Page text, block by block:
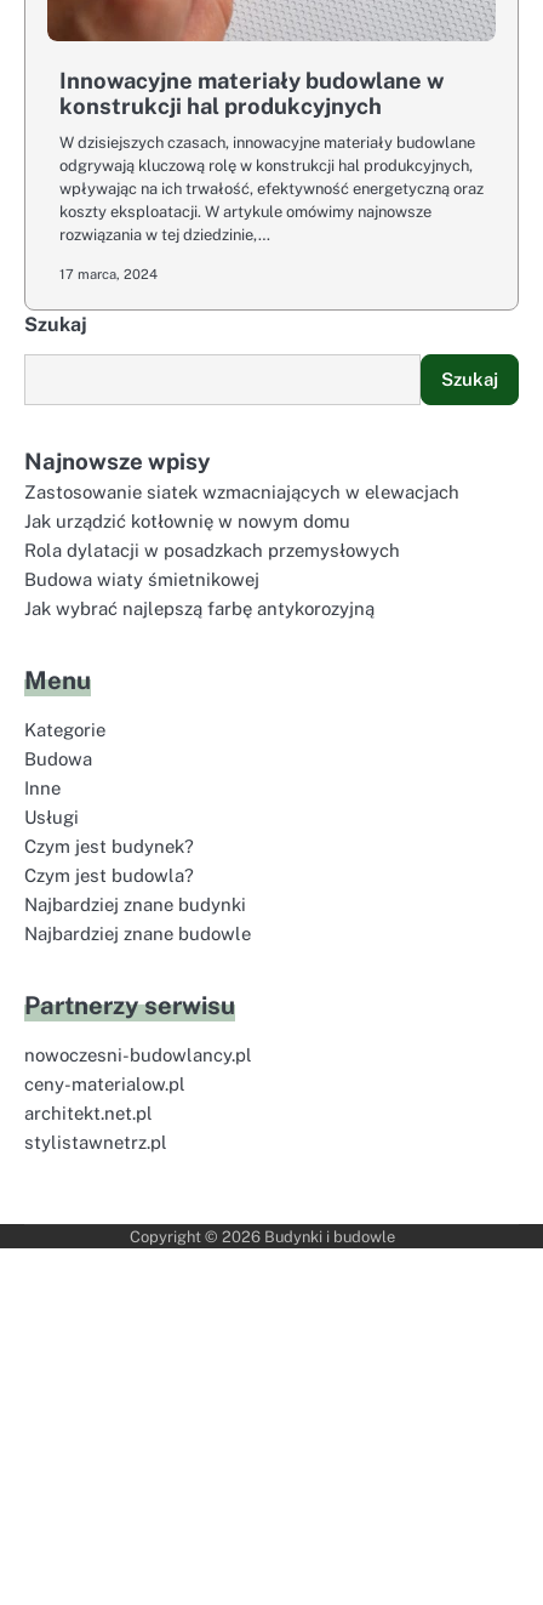
Innowacyjne materiały budowlane w
konstrukcji hal produkcyjnych
W dzisiejszych czasach, innowacyjne materiały budowlane
odgrywają kluczową rolę w konstrukcji hal produkcyjnych,
wpływając na ich trwałość, efektywność energetyczną oraz
koszty eksploatacji. W artykule omówimy najnowsze
rozwiązania w tej dziedzinie,…
17 marca, 2024
Szukaj
Szukaj
Najnowsze wpisy
Zastosowanie siatek wzmacniających w elewacjach
Jak urządzić kotłownię w nowym domu
Rola dylatacji w posadzkach przemysłowych
Budowa wiaty śmietnikowej
Jak wybrać najlepszą farbę antykorozyjną
Menu
Kategorie
Budowa
Inne
Usługi
Czym jest budynek?
Czym jest budowla?
Najbardziej znane budynki
Najbardziej znane budowle
Partnerzy serwisu
nowoczesni-budowlancy.pl
ceny-materialow.pl
architekt.net.pl
stylistawnetrz.pl
Copyright © 2026 Budynki i budowle